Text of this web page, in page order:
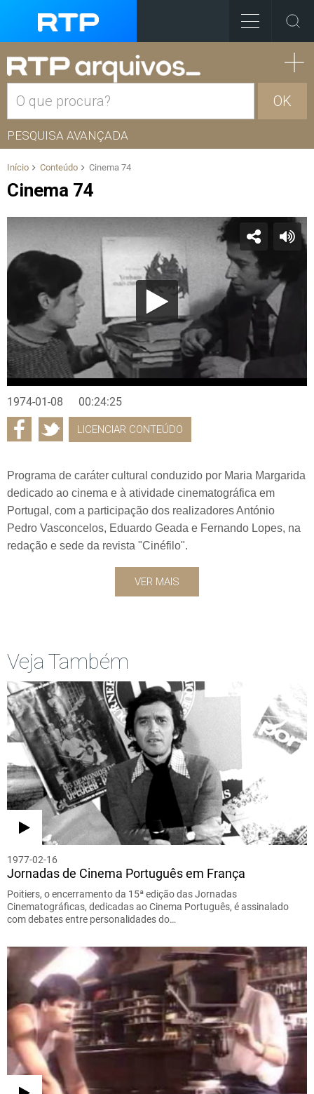
OK
PESQUISA AVANÇADA
Início Conteúdo Cinema 74
Cinema 74
1974-01-08 00:24:25
LICENCIAR CONTEÚDO
Programa de caráter cultural conduzido por Maria Margarida
dedicado ao cinema e à atividade cinematográfica em
Portugal, com a participação dos realizadores António
Pedro Vasconcelos, Eduardo Geada e Fernando Lopes, na
redação e sede da revista "Cinéfilo".
VER MAIS
Veja Também
1977-02-16
Jornadas de Cinema Português em França
Poitiers, o encerramento da 15ª edição das Jornadas
Cinematográficas, dedicadas ao Cinema Português, é assinalado
com debates entre personalidades do…